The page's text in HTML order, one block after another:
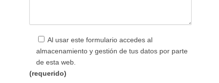
Al usar este formulario accedes al
almacenamiento y gestión de tus datos por parte
de esta web.
(requerido)